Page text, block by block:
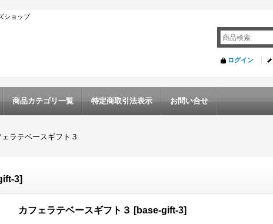
ショップ
ログイン
商品カテゴリ一覧 特定商取引法表示 お問い合せ
ェラテベースギフト３
3]
カフェラテベースギフト３ [base-gift-3]